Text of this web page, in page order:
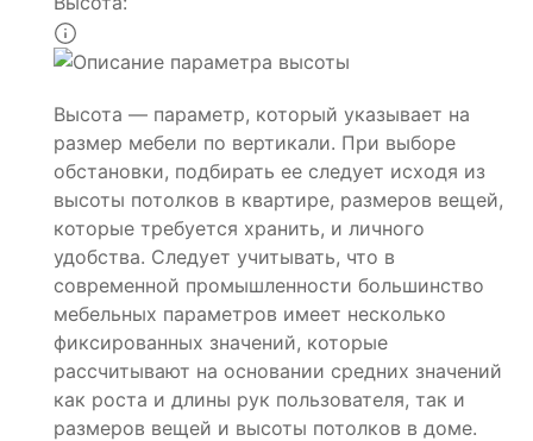
Высота — параметр, который указывает на
размер мебели по вертикали. При выборе
обстановки, подбирать ее следует исходя из
высоты потолков в квартире, размеров вещей,
которые требуется хранить, и личного
удобства. Следует учитывать, что в
современной промышленности большинство
мебельных параметров имеет несколько
фиксированных значений, которые
рассчитывают на основании средних значений
как роста и длины рук пользователя, так и
размеров вещей и высоты потолков в доме.